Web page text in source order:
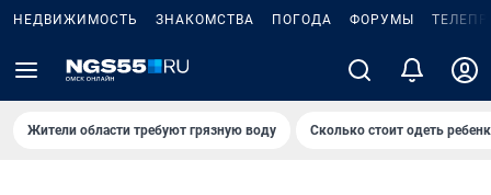
НЕДВИЖИМОСТЬ ЗНАКОМСТВА ПОГОДА ФОРУМЫ
Жители области требуют грязную воду Сколько стоит одеть